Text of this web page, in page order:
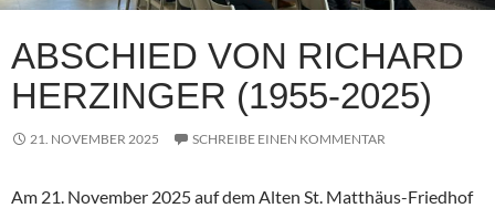
ABSCHIED VON RICHARD
HERZINGER (1955-2025)
21. NOVEMBER 2025 SCHREIBE EINEN KOMMENTAR
Am 21. November 2025 auf dem Alten St. Matthäus-Friedhof